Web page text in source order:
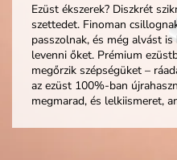
Ezüst ékszerek? Diszkrét
szettedet. Finoman
passzolnak, és még alvást
levenni őket. Prémium
megőrzik szépségüket –
az ezüst 100%-ban
megmarad, és lelkiismeret,